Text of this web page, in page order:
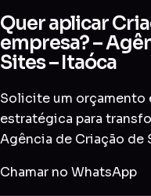
Quer aplicar
empresa? –
Sites – Itaóca
Solicite um orçamento
estratégica para
Agência de Criação de
Chamar no WhatsApp